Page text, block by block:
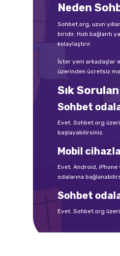
Neden
Sohbet.org, uzun
biridir. Hızlı bağlantı
kolaylaştırır.
İster yeni arkadaşlar
üzerinden ücretsiz
Sık
Sohbet
Evet. Sohbet.org
başlayabilirsiniz.
Mobil
Evet. Android,
odalarına
Sohbet
Evet. Sohbet.org